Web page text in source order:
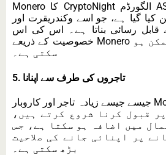
Monero کا CryptoNight الگورڈم ASIC کان کنی کے خلاف
کیا گیا ہے، جو اسے وکندریقرت اور
قابل رسائی بناتا ہے۔ اس کی اس
خصوصیت کے ذریعے Monero کی مزید مقبولیت ممکن ہو
سکتی ہے۔
5. تاجروں کی طرف سے اپنانا
جیسے جیسے زیادہ تاجر اور کاروبار Monero کو ادائیگی کے
قبول کرنا شروع کرتے ہیں،
میں اضافہ ہو سکتا ہے، جس
پر اپنائی جانے کی صلاحیت
بڑھ سکتی ہے۔